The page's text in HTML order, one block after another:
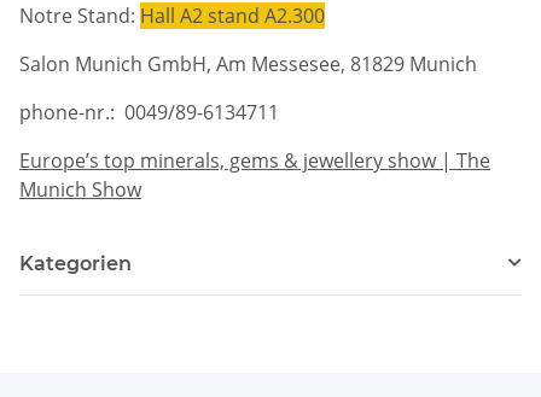
Notre Stand: Hall A2 stand A2.300
Salon Munich GmbH, Am Messesee, 81829 Munich
phone-nr.: 0049/89-6134711
Europe’s top minerals, gems & jewellery show | The
Munich Show
Kategorien